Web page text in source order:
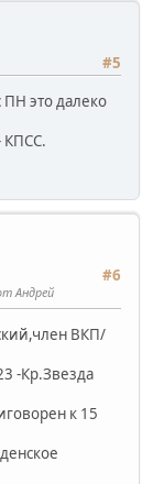
#5
ПН это далеко
КПСС.
#6
Андрей
ВКП/
-Кр.Звезда
к 15